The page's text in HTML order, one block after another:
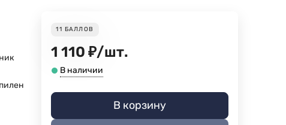
11 БАЛЛОВ
1 110 ₽/шт.
В наличии
В корзину